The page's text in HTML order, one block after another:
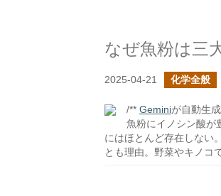
なぜ魚粉は三
2025-04-21 化学全般
/** Geminiが自動生
魚粉にイノシン酸が
にはほとんど存在しない
とも理由。野菜やキノコ